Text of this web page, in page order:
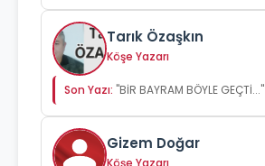
Tarık Özaşkın
Köşe Yazarı
Son Yazı: "BİR BAYRAM BÖYLE GEÇTİ..."
Gizem Doğar